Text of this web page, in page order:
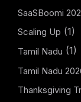
SaaSBoomi
Scaling Up (1)
Tamil Nadu (1)
Tamil Nadu
Thanksgiving